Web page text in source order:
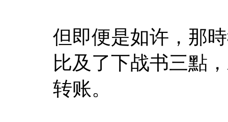
但即便是如许，那
比及了下战书三點
转账。